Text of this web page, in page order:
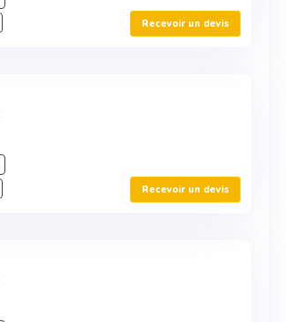
Recevoir un devis
Recevoir un devis